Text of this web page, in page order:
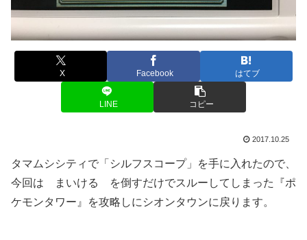
X Facebook はてブ
LINE コピー
2017.10.25
タマムシシティで「シルフスコープ」を手に入れたので、
今回は まいける を倒すだけでスルーしてしまった『ポ
ケモンタワー』を攻略しにシオンタウンに戻ります。